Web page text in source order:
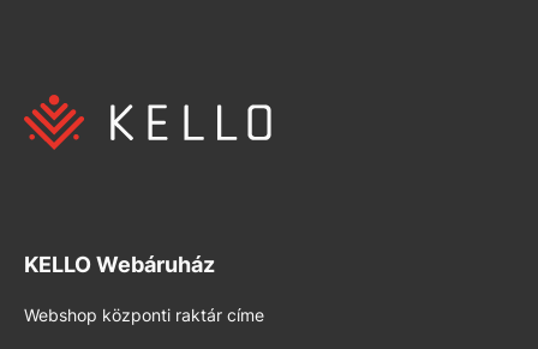
KELLO Webáruház
Webshop központi raktár címe